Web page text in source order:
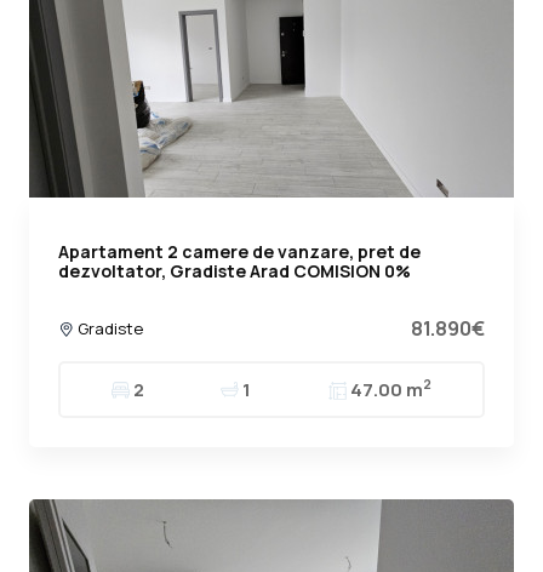
Apartament 2 camere de vanzare, pret de
dezvoltator, Gradiste Arad COMISION 0%
Gradiste 81.890€
2 1 47.00 m2